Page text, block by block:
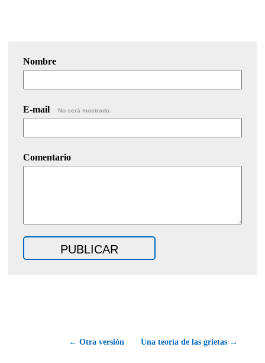
Nombre
E-mail No será mostrado.
Comentario
← Otra versión Una teoría de las grietas →